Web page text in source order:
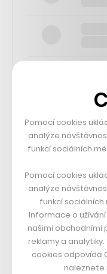
SLEDUJTE NÁS
73k
25k
56.4k
Pomocí cookies
analýze
funkcí sociálních
Pomocí cookies
analýze
funkcí sociálních
Informace o
našimi obchodními
reklamy a
cookies odpovídá
naleznete